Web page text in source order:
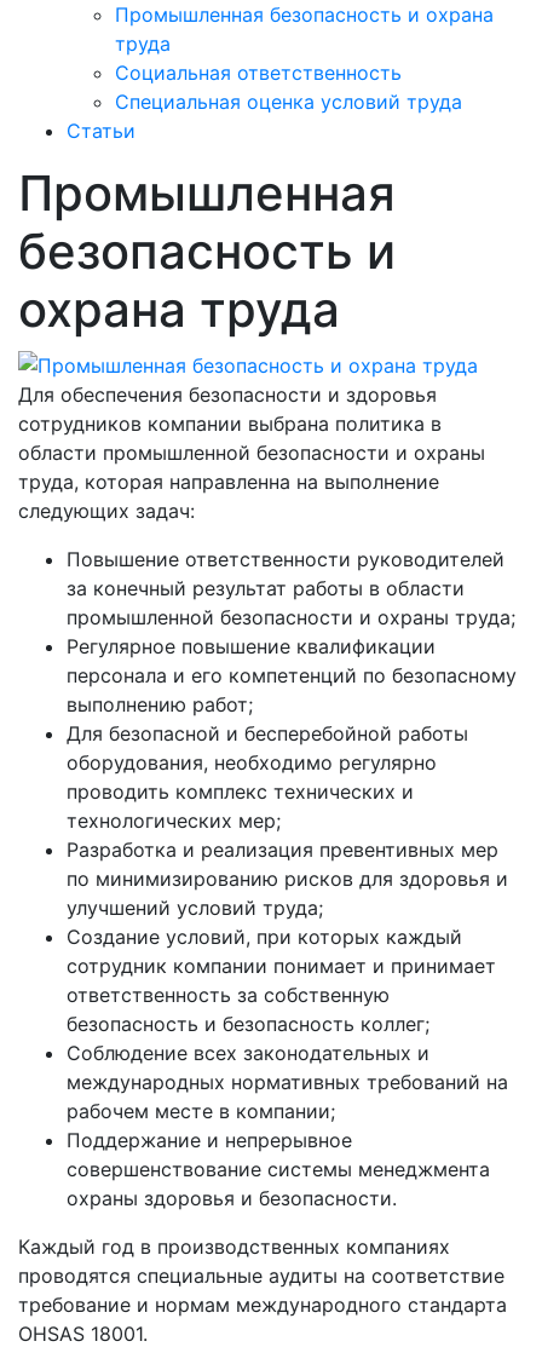
Промышленная безопасность и охрана
труда
Социальная ответственность
Специальная оценка условий труда
Статьи
Промышленная
безопасность и
охрана труда
Для обеспечения безопасности и здоровья
сотрудников компании выбрана политика в
области промышленной безопасности и охраны
труда, которая направленна на выполнение
следующих задач:
Повышение ответственности руководителей
за конечный результат работы в области
промышленной безопасности и охраны труда;
Регулярное повышение квалификации
персонала и его компетенций по безопасному
выполнению работ;
Для безопасной и бесперебойной работы
оборудования, необходимо регулярно
проводить комплекс технических и
технологических мер;
Разработка и реализация превентивных мер
по минимизированию рисков для здоровья и
улучшений условий труда;
Создание условий, при которых каждый
сотрудник компании понимает и принимает
ответственность за собственную
безопасность и безопасность коллег;
Соблюдение всех законодательных и
международных нормативных требований на
рабочем месте в компании;
Поддержание и непрерывное
совершенствование системы менеджмента
охраны здоровья и безопасности.
Каждый год в производственных компаниях
проводятся специальные аудиты на соответствие
требование и нормам международного стандарта
OHSAS 18001.